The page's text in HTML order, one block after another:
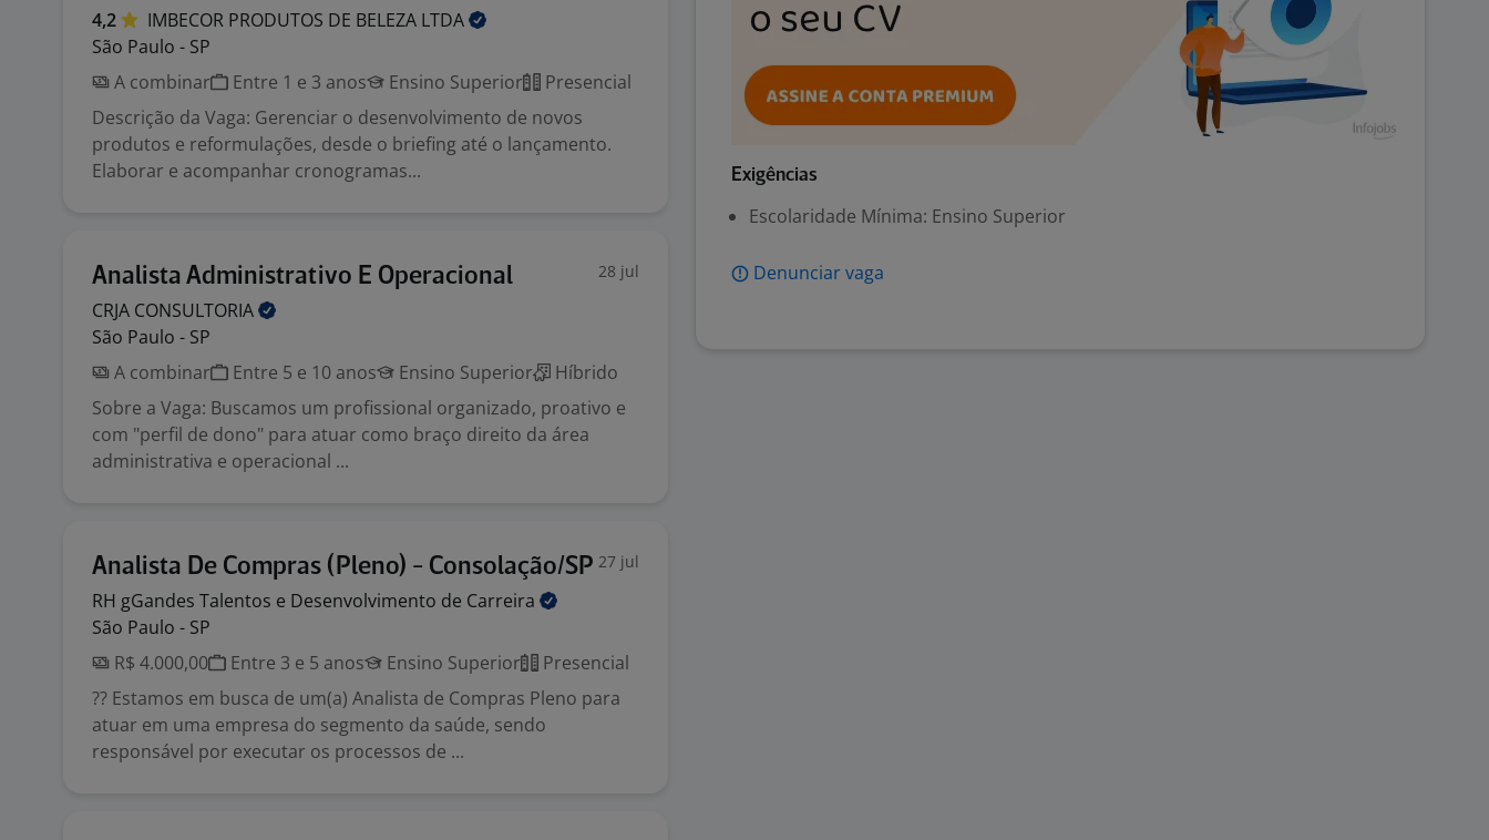
4,2 IMBECOR PRODUTOS DE BELEZA LTDA
São Paulo - SP
A combinar
Entre 1 e 3 anos Ensino Superior
Presencial
Descrição da Vaga: Gerenciar o desenvolvimento de novos
produtos e reformulações, desde o briefing até o lançamento.
Elaborar e acompanhar cronogramas...
Analista Administrativo E Operacional 28 jul
CRJA CONSULTORIA
São Paulo - SP
A combinar
Entre 5 e 10 anos Ensino Superior
Híbrido
Sobre a Vaga: Buscamos um profissional organizado, proativo e
com "perfil de dono" para atuar como braço direito da área
administrativa e operacional ...
Analista De Compras (Pleno) - Consolação/SP 27 jul
RH gGandes Talentos e Desenvolvimento de Carreira
São Paulo - SP
R$ 4.000,00
Entre 3 e 5 anos Ensino Superior
Presencial
?? Estamos em busca de um(a) Analista de Compras Pleno para
atuar em uma empresa do segmento da saúde, sendo
responsável por executar os processos de ...
Exigências
Escolaridade Mínima: Ensino Superior
Denunciar vaga